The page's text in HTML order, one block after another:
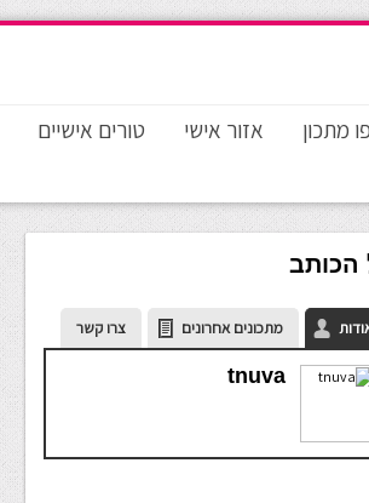
מתכון אזור אישי טורים אישיים
הכותב
מתכונים אחרונים צרו קשר
tnuva